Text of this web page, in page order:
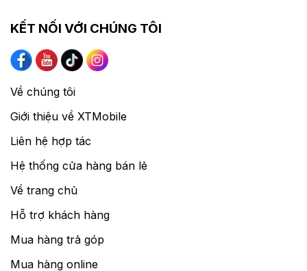
KẾT NỐI VỚI CHÚNG TÔI
Về chúng tôi
Giới thiệu về XTMobile
Liên hệ hợp tác
Hệ thống cửa hàng bán lẻ
Về trang chủ
Hỗ trợ khách hàng
Mua hàng trả góp
Mua hàng online